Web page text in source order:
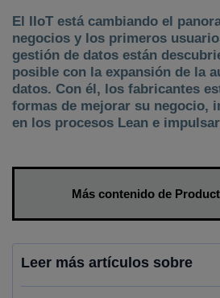
El IIoT está cambiando el
negocios y los primeros
gestión de datos están
posible con la expansión de la
datos. Con él, los fabricantes
formas de mejorar su negocio,
en los procesos Lean e
Más contenido de
Leer más artículos sobre